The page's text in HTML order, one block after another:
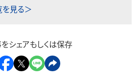
見る＞
シェアもしくは保存